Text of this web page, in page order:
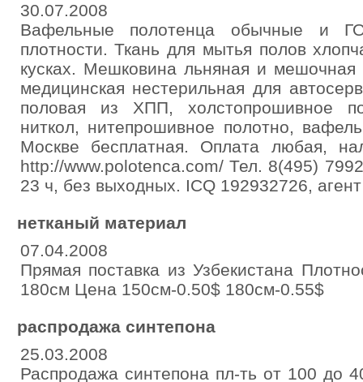
30.07.2008
Вафельные полотенца обычные и
плотности. Ткань для мытья полов
кусках. Мешковина льняная и
медицинская нестерильная для
половая из ХПП, холстопрошивное
ниткол, нитепрошивное полотно,
Москве бесплатная. Оплата любая,
http://www.polotenca.com/ Тел. 8(495)
23 ч, без выходных. ICQ 192932726,
нетканый материал
07.04.2008
Прямая поставка из Узбекистана
180см Цена 150см-0.50$ 180см-0.55$
распродажа синтепона
25.03.2008
Распродажа синтепона пл-ть от 100 до